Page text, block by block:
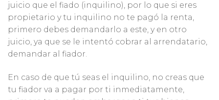
juicio que el fiado (inquilino), por lo que si eres
propietario y tu inquilino no te pagó la renta,
primero debes demandarlo a este, y en otro
juicio, ya que se le intentó cobrar al arrendatario,
demandar al fiador.
En caso de que tú seas el inquilino, no creas que
tu fiador va a pagar por ti inmediatamente,